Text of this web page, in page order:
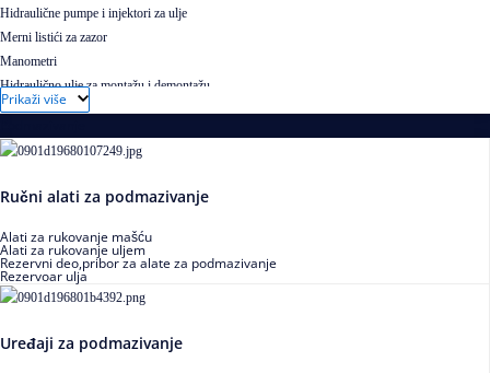
Hidraulične pumpe i injektori za ulje
Merni listići za zazor
Manometri
Hidraulično ulje za montažu i demontažu
Prikaži više
Ručni alati za podmazivanje
Alati za rukovanje mašću
Alati za rukovanje uljem
Rezervni deo,pribor za alate za podmazivanje
Rezervoar ulja
Uređaji za podmazivanje